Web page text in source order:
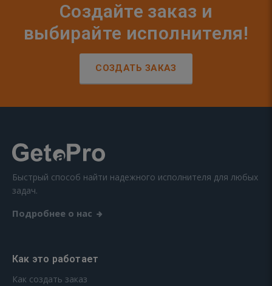
Создайте заказ и
выбирайте исполнителя!
СОЗДАТЬ ЗАКАЗ
Быстрый способ найти надежного исполнителя для любых
задач.
Подробнее о нас
Как это работает
Как создать заказ